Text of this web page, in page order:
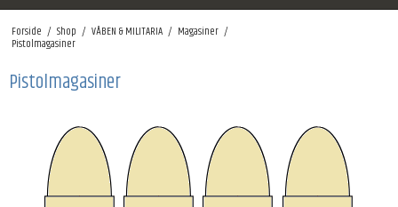
Forside / Shop / VÅBEN & MILITARIA / Magasiner /
Pistolmagasiner
Pistolmagasiner